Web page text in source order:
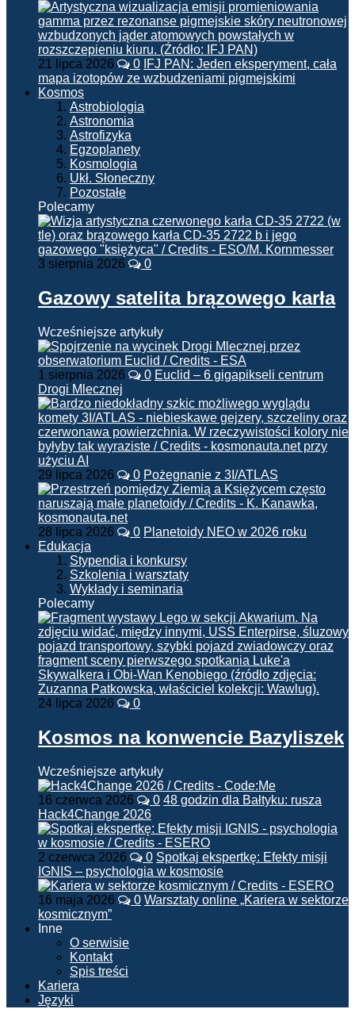
21 lipca 2026 0 IFJ PAN: Jeden eksperyment, cała
mapa izotopów ze wzbudzeniami pigmejskimi
Kosmos
Astrobiologia
Astronomia
Astrofizyka
Egzoplanety
Kosmologia
Ukł. Słoneczny
Pozostałe
Polecamy
3 sierpnia 2026 0
Gazowy satelita brązowego karła
Wcześniejsze artykuły
1 sierpnia 2026 0 Euclid – 6 gigapikseli centrum
Drogi Mlecznej
29 lipca 2026 0 Pożegnanie z 3I/ATLAS
28 lipca 2026 0 Planetoidy NEO w 2026 roku
Edukacja
Stypendia i konkursy
Szkolenia i warsztaty
Wykłady i seminaria
Polecamy
24 lipca 2026 0
Kosmos na konwencie Bazyliszek
Wcześniejsze artykuły
16 czerwca 2026 0 48 godzin dla Bałtyku: rusza
Hack4Change 2026
2 czerwca 2026 0 Spotkaj ekspertkę: Efekty misji
IGNIS – psychologia w kosmosie
16 maja 2026 0 Warsztaty online „Kariera w sektorze
kosmicznym”
Inne
O serwisie
Kontakt
Spis treści
Kariera
Języki